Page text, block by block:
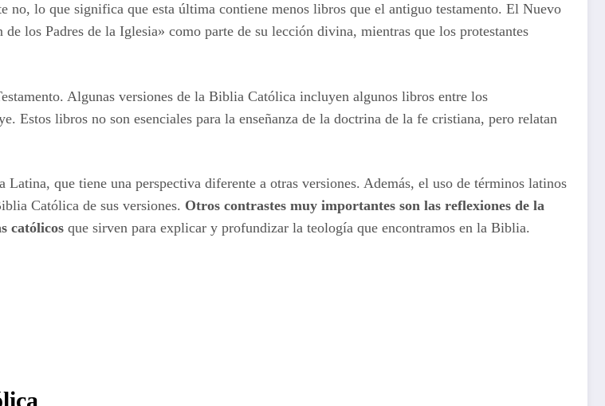
lo que significa que esta última contiene menos libros que el antiguo testamento. El Nuevo
los Padres de la Iglesia» como parte de su lección divina, mientras que los protestantes
Algunas versiones de la Biblia Católica incluyen algunos libros entre los
Estos libros no son esenciales para la enseñanza de la doctrina de la fe cristiana, pero relatan
que tiene una perspectiva diferente a otras versiones. Además, el uso de términos latinos
Católica de sus versiones. Otros contrastes muy importantes son las reflexiones de la
católicos que sirven para explicar y profundizar la teología que encontramos en la Biblia.